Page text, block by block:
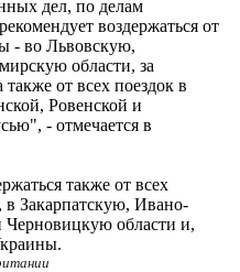
дел, по делам
воздержаться от
- во Львовскую,
области, за
от всех поездок в
Ровенской и
- отмечается в
также от всех
в Закарпатскую, Ивано-
области и,